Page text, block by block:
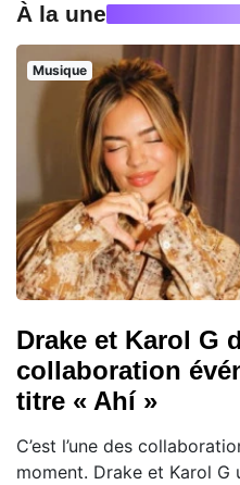
À la une
Musique
Drake et Karol G
collaboration
titre « Ahí »
C’est l’une des
moment. Drake et Karol G